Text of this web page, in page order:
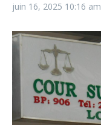
juin 16, 2025 10:16 am